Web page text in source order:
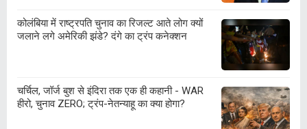
कोलंबिया में राष्ट्रपति चुनाव का रिजल्ट आते लोग क्यों
जलाने लगे अमेरिकी झंडे? दंगे का ट्रंप कनेक्शन
चर्चिल, जॉर्ज बुश से इंदिरा तक एक ही कहानी - WAR
हीरो, चुनाव ZERO; ट्रंप-नेतन्याहू का क्या होगा?